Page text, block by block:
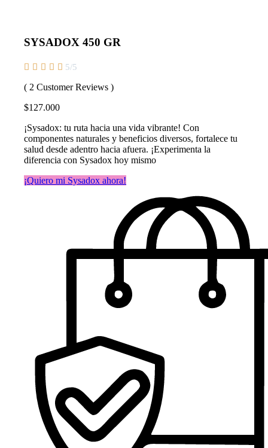
SYSADOX 450 GR
     5/5
( 2 Customer Reviews )
$127.000
¡Sysadox: tu ruta hacia una vida vibrante! Con
componentes naturales y beneficios diversos, fortalece tu
salud desde adentro hacia afuera. ¡Experimenta la
diferencia con Sysadox hoy mismo
¡Quiero mi Sysadox ahora!